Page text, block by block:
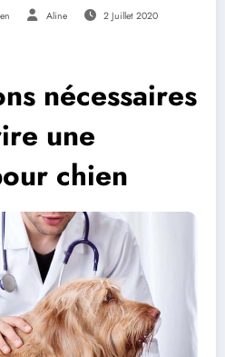
Aline 2 Juillet 2020
nécessaires
une
chien